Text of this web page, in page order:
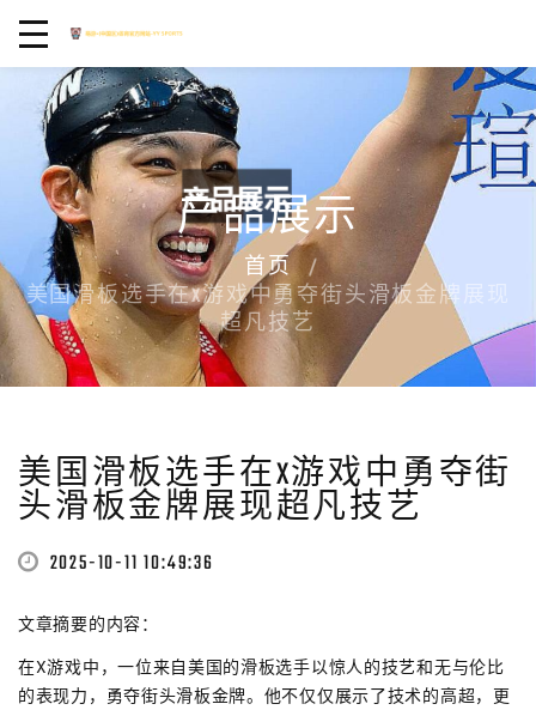
产品展示
首页
美国滑板选手在X游戏中勇夺街头滑板金牌展现
超凡技艺
美国滑板选手在X游戏中勇夺街
头滑板金牌展现超凡技艺
2025-10-11 10:49:36
文章摘要的内容：
在X游戏中，一位来自美国的滑板选手以惊人的技艺和无与伦比
的表现力，勇夺街头滑板金牌。他不仅仅展示了技术的高超，更